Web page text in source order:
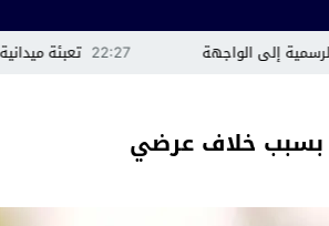
22:27 تعبئة ميدانية متواصلة
بسبب خلاف عرضي